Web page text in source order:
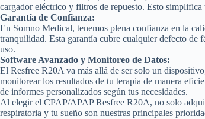
cargador eléctrico y filtros de repuesto. Esto
Garantía de Confianza:
En Somno Medical, tenemos plena confianza en la
tranquilidad. Esta garantía cubre cualquier defecto de
uso.
Software Avanzado y Monitoreo de Datos:
El Resfree R20A va más allá de ser solo un
monitorear los resultados de tu terapia de manera
de informes personalizados según tus necesidades.
Al elegir el CPAP/APAP Resfree R20A, no solo
respiratoria y tu sueño son nuestras principales